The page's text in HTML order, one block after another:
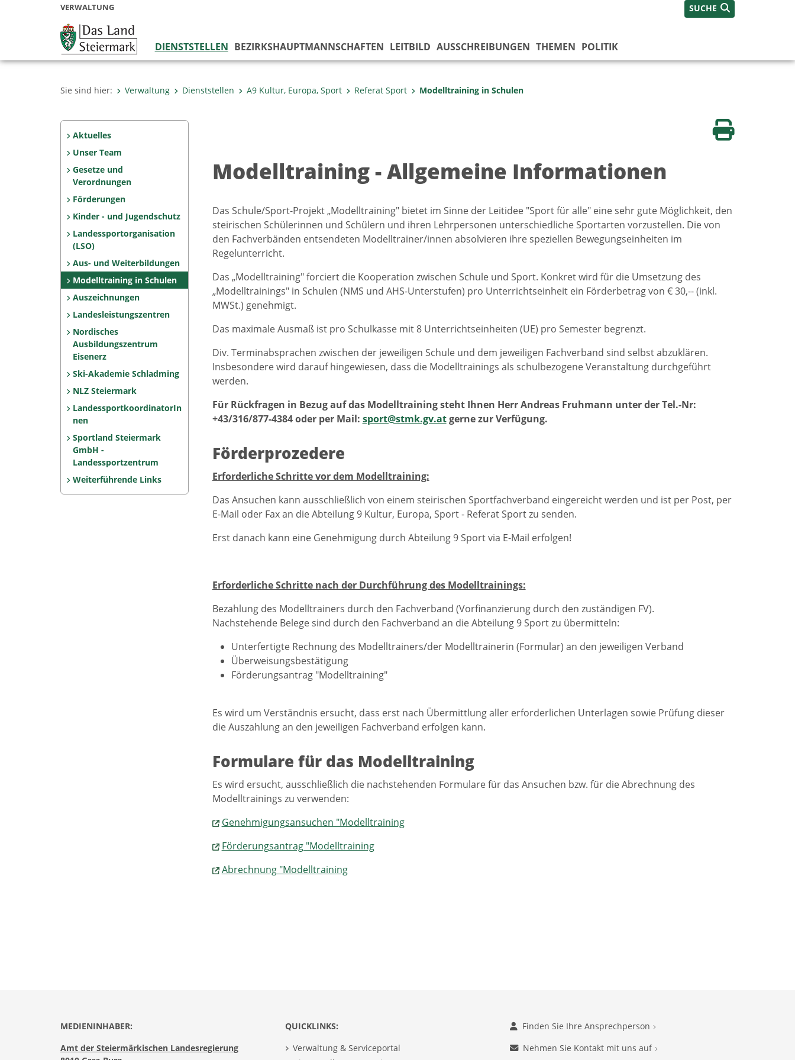
VERWALTUNG SUCHE
DIENSTSTELLEN BEZIRKS­HAUPTMANNSCHAFTEN LEITBILD AUSSCHREIBUNGEN THEMEN POLITIK
Sie sind hier: Verwaltung Dienststellen A9 Kultur, Europa, Sport Referat Sport Modelltraining in Schulen
Aktuelles
Unser Team
Gesetze und
Verordnungen
Förderungen
Kinder - und Jugendschutz
Landessportorganisation
(LSO)
Aus- und Weiterbildungen
Modelltraining in Schulen
Auszeichnungen
Landesleistungszentren
Nordisches
Ausbildungszentrum
Eisenerz
Ski-Akademie Schladming
NLZ Steiermark
LandessportkoordinatorIn
nen
Sportland Steiermark
GmbH -
Landessportzentrum
Weiterführende Links
Seite drucken
Modelltraining - Allgemeine Informationen
Das Schule/Sport-Projekt „Modelltraining" bietet im Sinne der Leitidee "Sport für alle" eine sehr gute Möglichkeit, den
steirischen Schülerinnen und Schülern und ihren Lehrpersonen unterschiedliche Sportarten vorzustellen. Die von
den Fachverbänden entsendeten Modelltrainer/innen absolvieren ihre speziellen Bewegungseinheiten im
Regelunterricht.
Das „Modelltraining" forciert die Kooperation zwischen Schule und Sport. Konkret wird für die Umsetzung des
„Modelltrainings" in Schulen (NMS und AHS-Unterstufen) pro Unterrichtseinheit ein Förderbetrag von € 30,-- (inkl.
MWSt.) genehmigt.
Das maximale Ausmaß ist pro Schulkasse mit 8 Unterrichtseinheiten (UE) pro Semester begrenzt.
Div. Terminabsprachen zwischen der jeweiligen Schule und dem jeweiligen Fachverband sind selbst abzuklären.
Insbesondere wird darauf hingewiesen, dass die Modelltrainings als schulbezogene Veranstaltung durchgeführt
werden.
Für Rückfragen in Bezug auf das Modelltraining steht Ihnen Herr Andreas Fruhmann unter der Tel.-Nr:
+43/316/877-4384 oder per Mail: sport@stmk.gv.at gerne zur Verfügung.
Förderprozedere
Erforderliche Schritte vor dem Modelltraining:
Das Ansuchen kann ausschließlich von einem steirischen Sportfachverband eingereicht werden und ist per Post, per
E-Mail oder Fax an die Abteilung 9 Kultur, Europa, Sport - Referat Sport zu senden.
Erst danach kann eine Genehmigung durch Abteilung 9 Sport via E-Mail erfolgen!
Erforderliche Schritte nach der Durchführung des Modelltrainings:
Bezahlung des Modelltrainers durch den Fachverband (Vorfinanzierung durch den zuständigen FV).
Nachstehende Belege sind durch den Fachverband an die Abteilung 9 Sport zu übermitteln:
Unterfertigte Rechnung des Modelltrainers/der Modelltrainerin (Formular) an den jeweiligen Verband
Überweisungsbestätigung
Förderungsantrag "Modelltraining"
Es wird um Verständnis ersucht, dass erst nach Übermittlung aller erforderlichen Unterlagen sowie Prüfung dieser
die Auszahlung an den jeweiligen Fachverband erfolgen kann.
Formulare für das Modelltraining
Es wird ersucht, ausschließlich die nachstehenden Formulare für das Ansuchen bzw. für die Abrechnung des
Modelltrainings zu verwenden:
Genehmigungsansuchen "Modelltraining
Förderungsantrag "Modelltraining
Abrechnung "Modelltraining
MEDIENINHABER:
Amt der Steiermärkischen Landesregierung
QUICKLINKS:
Verwaltung & Serviceportal
Finden Sie Ihre Ansprechperson
Nehmen Sie Kontakt mit uns auf